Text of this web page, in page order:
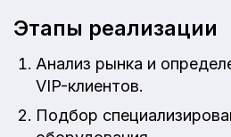
Этапы реализации
Анализ рынка и
VIP-клиентов.
Подбор